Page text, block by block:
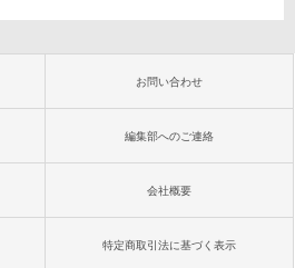
お問い合わせ
編集部へのご連絡
会社概要
特定商取引法に基づく表示